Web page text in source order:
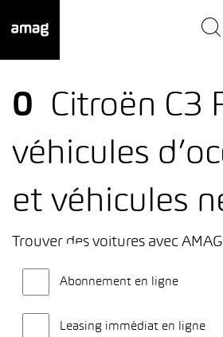
0
Citroën C3
véhicules
et véhicules
Trouver des voitures avec
Abonnement en ligne
Leasing immédiat en ligne